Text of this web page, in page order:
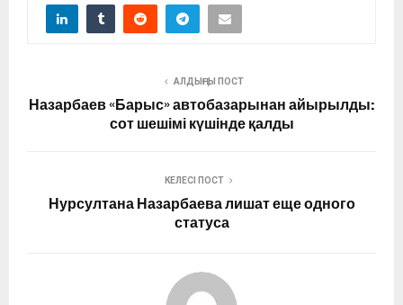
АЛДЫҢҒЫ ПОСТ
Назарбаев «Барыс» автобазарынан айырылды:
сот шешімі күшінде қалды
КЕЛЕСІ ПОСТ
Нурсултана Назарбаева лишат еще одного
статуса